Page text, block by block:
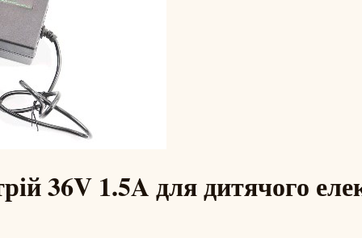
36V 1.5A для дитячого